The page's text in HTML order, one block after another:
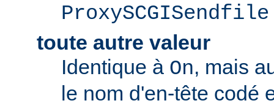
toute autre valeur
Identique à On, mais
le nom d'en-tête codé